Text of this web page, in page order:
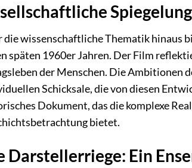
die wissenschaftliche Thematik hinaus
späten 1960er Jahren. Der Film
der Menschen. Die Ambitionen
Schicksale, die von diesen
Dokument, das die komplexe
bietet.
Darstellerriege: Ein